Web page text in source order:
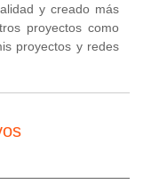
y creado más
proyectos como
proyectos y redes